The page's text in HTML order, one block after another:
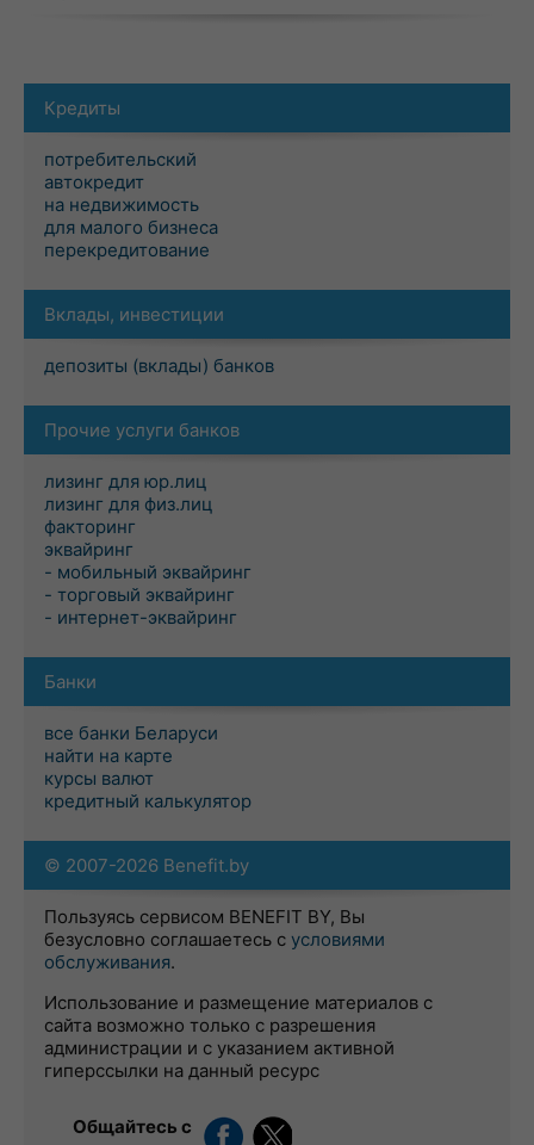
Кредиты
потребительский
автокредит
на недвижимость
для малого бизнеса
перекредитование
Вклады, инвестиции
депозиты (вклады) банков
Прочие услуги банков
лизинг для юр.лиц
лизинг для физ.лиц
факторинг
эквайринг
- мобильный эквайринг
- торговый эквайринг
- интернет-эквайринг
Банки
все банки Беларуси
найти на карте
курсы валют
кредитный калькулятор
© 2007-2026 Benefit.by
Пользуясь сервисом BENEFIT BY, Вы
безусловно соглашаетесь с условиями
обслуживания.
Использование и размещение материалов с
сайта возможно только с разрешения
администрации и с указанием активной
гиперссылки на данный ресурс
Общайтесь с